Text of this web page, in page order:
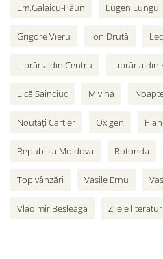
Em.Galaicu-Păun Eugen Lungu
Grigore Vieru Ion Druță
Librăria din Centru Librăria din
Lică Sainciuc Mivina
Noutăți Cartier Oxigen
Republica Moldova Rotonda
Top vânzări Vasile Ernu
Vladimir Beșleagă Zilele